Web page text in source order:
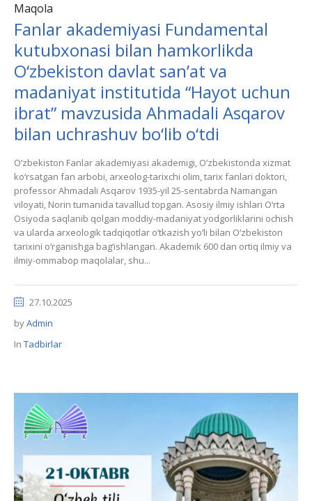
Maqola
Fanlar akademiyasi Fundamental
kutubxonasi bilan hamkorlikda
О‘zbekiston davlat san’at va
madaniyat institutida “Hayot uchun
ibrat” mavzusida Ahmadali Asqarov
bilan uchrashuv bo‘lib o‘tdi
O‘zbekiston Fanlar akademiyasi akademigi, O‘zbekistonda xizmat
ko‘rsatgan fan arbobi, arxeolog-tarixchi olim, tarix fanlari doktori,
professor Ahmadali Asqarov 1935-yil 25-sentabrda Namangan
viloyati, Norin tumanida tavallud topgan. Asosiy ilmiy ishlari O‘rta
Osiyoda saqlanib qolgan moddiy-madaniyat yodgorliklarini ochish
va ularda arxeologik tadqiqotlar o‘tkazish yo‘li bilan O‘zbekiston
tarixini o‘rganishga bag‘ishlangan. Akademik 600 dan ortiq ilmiy va
ilmiy-ommabop maqolalar, shu...
27.10.2025
byAdmin
In Tadbirlar